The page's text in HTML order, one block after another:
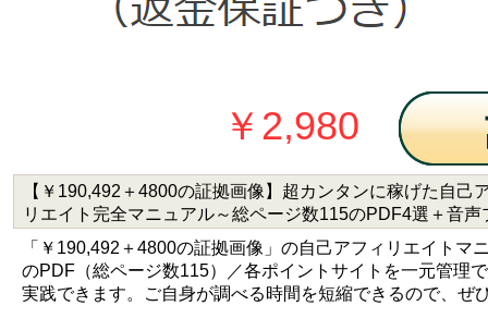
￥2,980
【￥190,492＋4800の証拠画像】超カンタンに稼げた自己
リエイト完全マニュアル～総ページ数115のPDF4選＋音声
ゼント＋稼ぎやすい案件エクセル一覧表一覧表付き～（返
つき）
「￥190,492＋4800の証拠画像」の自己アフィリエイト
のPDF（総ページ数115）／各ポイントサイトを一元管理
実践できます。ご自身が調べる時間を短縮できるので、ぜ